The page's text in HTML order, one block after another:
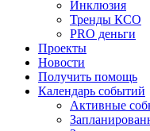
Инклюзия
Тренды КСО
PRO деньги
Проекты
Новости
Получить помощь
Календарь событий
Активные